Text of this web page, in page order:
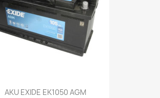
AKU EXIDE EK1050 AGM